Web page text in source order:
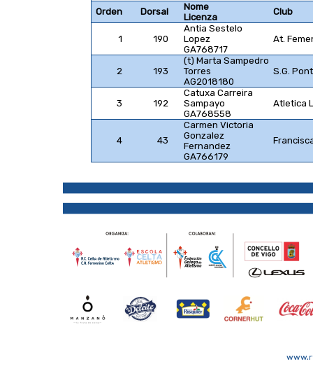
Orden Dorsal
Nome
Licenza
Club
1 190
Antia Sestelo
Lopez
GA768717
At.
2 193
(t) Marta Sampedro
Torres
AG2018180
S.G.
3 192
Catuxa Carreira
Sampayo
GA768558
Atletica
4 43
Carmen Victoria
Gonzalez
Fernandez
GA766179